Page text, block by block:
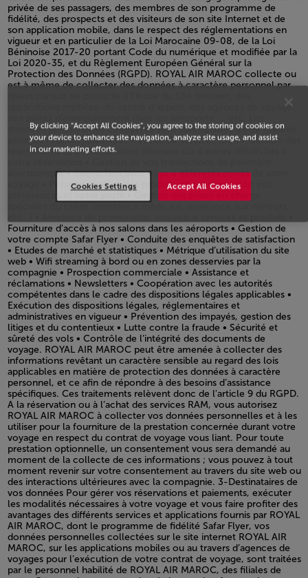
By clicking “Accept All Cookies”, you agree to the storing of cookies on
your device to enhance site navigation, analyze site usage, and assist
in our marketing efforts.
Accept All Cookies
Cookies Settings